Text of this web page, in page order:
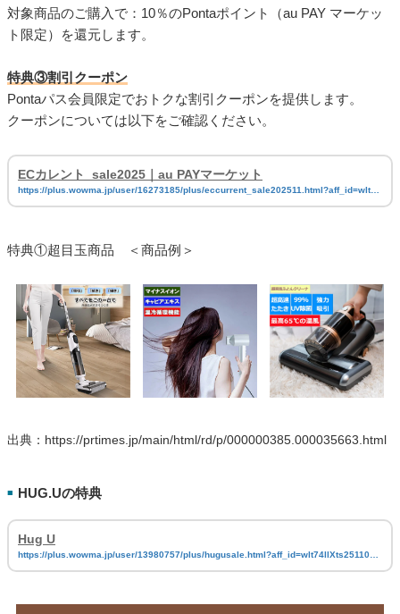
対象商品のご購入で：10％のPontaポイント（au PAY マーケッ
ト限定）を還元します。
特典③割引クーポン
Pontaパス会員限定でおトクな割引クーポンを提供します。
クーポンについては以下をご確認ください。
ECカレント_sale2025｜au PAYマーケット
https://plus.wowma.jp/user/16273185/plus/eccurrent_sale202511.html?aff_id=wlt74
特典①超目玉商品 ＜商品例＞
出典：https://prtimes.jp/main/html/rd/p/000000385.000035663.html
■ HUG.Uの特典
Hug U
https://plus.wowma.jp/user/13980757/plus/hugusale.html?aff_id=wlt74llXts251106e